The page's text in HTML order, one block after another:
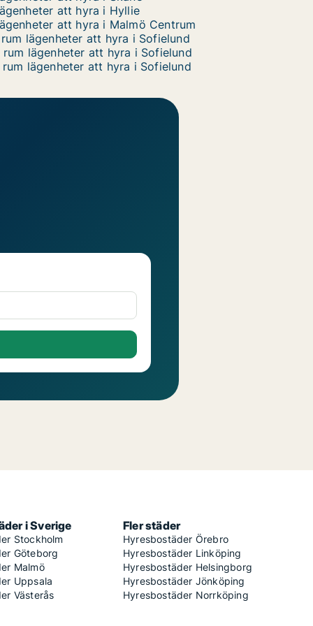
att hyra i Hyllie
att hyra i Malmö Centrum
rum lägenheter att hyra i Sofielund
rum lägenheter att hyra i Sofielund
rum lägenheter att hyra i Sofielund
i Sverige
Stockholm
Göteborg
Malmö
Uppsala
Västerås
Fler städer
Hyresbostäder Örebro
Hyresbostäder Linköping
Hyresbostäder Helsingborg
Hyresbostäder Jönköping
Hyresbostäder Norrköping